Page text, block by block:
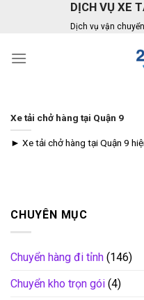
DỊCH VỤ XE
Dịch vụ vận
Xe tải chở hàng tại Quận 9
► Xe tải chở hàng tại Quận 9
CHUYÊN MỤC
Chuyển hàng đi tỉnh (146)
Chuyển kho trọn gói (4)